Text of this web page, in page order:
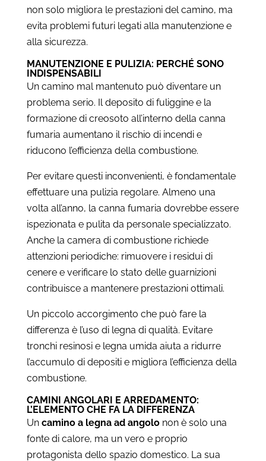
non solo migliora le prestazioni del camino, ma
evita problemi futuri legati alla manutenzione e
alla sicurezza.
MANUTENZIONE E PULIZIA: PERCHÉ SONO
INDISPENSABILI
Un camino mal mantenuto può diventare un
problema serio. Il deposito di fuliggine e la
formazione di creosoto all’interno della canna
fumaria aumentano il rischio di incendi e
riducono l’efficienza della combustione.
Per evitare questi inconvenienti, è fondamentale
effettuare una pulizia regolare. Almeno una
volta all’anno, la canna fumaria dovrebbe essere
ispezionata e pulita da personale specializzato.
Anche la camera di combustione richiede
attenzioni periodiche: rimuovere i residui di
cenere e verificare lo stato delle guarnizioni
contribuisce a mantenere prestazioni ottimali.
Un piccolo accorgimento che può fare la
differenza è l’uso di legna di qualità. Evitare
tronchi resinosi e legna umida aiuta a ridurre
l’accumulo di depositi e migliora l’efficienza della
combustione.
CAMINI ANGOLARI E ARREDAMENTO:
L’ELEMENTO CHE FA LA DIFFERENZA
Un camino a legna ad angolonon è solo una
fonte di calore, ma un vero e proprio
protagonista dello spazio domestico. La sua